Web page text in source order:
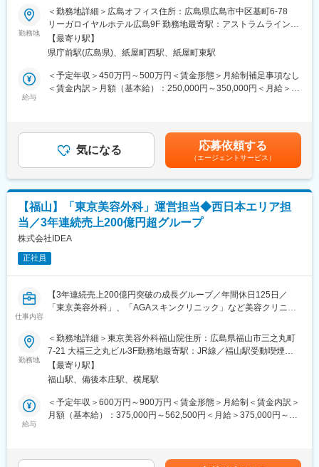
■医療機関の創設に0から携わることができるため、完成した際の
やりがいや、社会貢献度は非常に高いポジションです。
■地主や不動産業の方への営業から、ドクターへのコンサルティン
グまで一貫して対応することができるため、提案力や課題分析力
【働きやすい就業環境】
■残業は20時間以内／年休121日となっており、ワークライフバラ
ンスを保ちやすい環境です。
※中国、四国エリアの担当となり出張が発生しやすいですが、スケ
ジュールを自由に組み立てられます。
変更の範囲：会社の定める業務
や私たちのQOLを向上させるべく新しい治療法を開発する必要が
あります。今回は治験を実施する際の被験者および医療機関のサ
ポートを担う治験コーディネーター（CRC）を募集しています。
・治験被験者である患者さんへの内容説明補助、ケア／相談
・治験担当医師の補助
・検査／投薬スケジュール調整、治験データの管理 など
※職場は基本的に委託されている医療機関で、自宅からの直行直帰
がなく苦しんでいる患者さんに対して薬を届けられ、最前線で治
療にあたる医師やスタッフのサポートを行え、無事に治験が終了
育体制を充実させています。入社は原則偶数月と決まっており、
同期入社者とともに2週間弱本社にて集合研修を行います。会社の
ことや業務を遂行する上で必要な法令から実務まで座学やロープ
レを交えながら学んでいきます。その後、各拠点に配属され業務
を引継ぎながらOJT担当者とともに医療機関へ同行するなど、
徐々に業務を慣れていきます。確認テストやチェックシートを用
いながら習熟度を測り、1年程度で一人で担当を持てるようになり
ます。その後も定期的に中途入社者に対してフォローを行う体制
が整っています。
■同社の魅力：
ったときや先輩や上司がサポートしてくれるため安心して進めら
れます。また、家族の急な体調不良や突発休の場合にも周囲が代
理対応をしてくれる風土があり、チームワークが強みです。
・働きやすい環境：2019年度の月間の平均残業は12.1時間です。
る会社「管理職登用度（2019年）」でも5位にランクインし、ラ
イフイベントの多い女性も活躍しやすい環境といえます。正社員
勤務地
＜勤務地詳細＞広島オフィス住所：広島県広島市中区基町6-78
リーガロイヤルホテル広島9F 勤務地最寄駅：アストラムライン線
／県庁前駅受動喫煙対策：屋内全面禁煙変更の範囲：会社の定め
る事業所
【最寄り駅】
県庁前駅(広島県)、紙屋町西駅、紙屋町東駅
給与
＜予定年収＞450万円～500万円＜賃金形態＞月給制補足事項なし
＜賃金内訳＞月額（基本給）：250,000円～350,000円＜月給＞
気になる 応募依頼する
（エージェントサービス）
【福山】「東京美容外科」運営担当◆西日本エリア担
当／3年連続売上200億円超グループ
株式会社IDEA
正社員
仕事内容
【3年連続売上200億円突破の成長グループ／年間休日125日／
「東京美容外科」、「AGAスキンクリニック」など美容クリニッ
全国で100院以上の自由診療クリニックを展開する当社にて、
「東京美容外科」の売上増をミッションに、各業務をご担当頂き
ます。
東京美容外科（https://www.tkc110.jp/）
■業務内容：
・美容整形オペトラブル対応
勤務地
＜勤務地詳細＞東京美容外科福山院住所：広島県福山市三之丸町
7-21 大福三之丸ビル3F勤務地最寄駅：JR線／福山駅受動喫煙対
策：屋内全面禁煙変更の範囲：会社の定める事業所
【最寄り駅】
福山駅、備後本庄駅、横尾駅
給与
＜予定年収＞600万円～900万円＜賃金形態＞月給制＜賃金内訳＞
月額（基本給）：375,000円～562,500円＜月給＞375,000円～